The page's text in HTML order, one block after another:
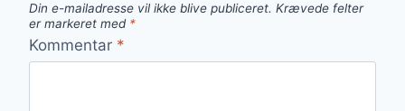
Din e-mailadresse vil ikke blive publiceret. Krævede felter
er markeret med *
Kommentar *